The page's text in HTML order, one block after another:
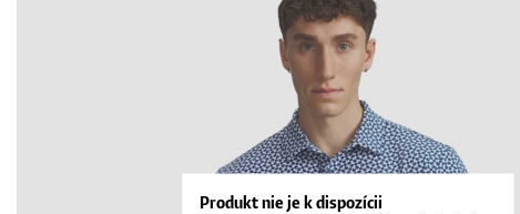
Produkt nie je k dispozícii